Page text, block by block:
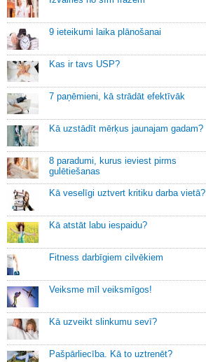
9 ieteikumi laika plānošanai
Kas ir tavs USP?
7 paņēmieni, kā strādāt efektīvāk
Kā uzstādīt mērķus jaunajam gadam?
8 paradumi, kurus ieviest pirms
gulētiešanas
Kā veselīgi uztvert kritiku darba vietā?
Kā atstāt labu iespaidu?
Fitness darbīgiem cilvēkiem
Veiksme mīl veiksmīgos!
Kā uzveikt slinkumu sevī?
Pašpārliecība. Kā to uztrenēt?